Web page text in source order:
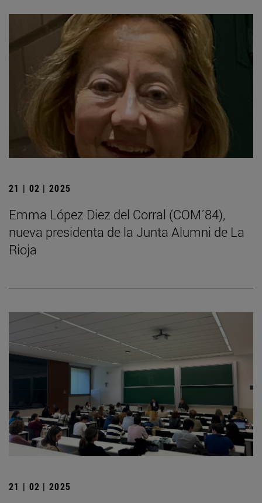
21 | 02 | 2025
Emma López Diez del Corral (COM´84),
nueva presidenta de la Junta Alumni de La
Rioja
21 | 02 | 2025